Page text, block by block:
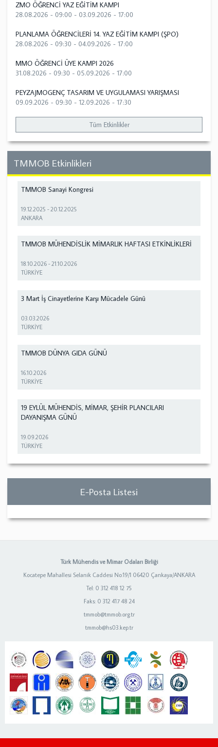
ZMO ÖĞRENCİ YAZ EĞİTİM KAMPI
28.08.2026 - 09:00 - 03.09.2026 - 17:00
PLANLAMA ÖĞRENCİLERİ 14. YAZ EĞİTİM KAMPI (ŞPO)
28.08.2026 - 09:30 - 04.09.2026 - 17:00
MMO ÖĞRENCİ ÜYE KAMPI 2026
31.08.2026 - 09:30 - 05.09.2026 - 17:00
PEYZAJMOGENÇ TASARIM VE UYGULAMASI YARIŞMASI
09.09.2026 - 09:30 - 12.09.2026 - 17:30
Tüm Etkinlikler
TMMOB Etkinlikleri
TMMOB Sanayi Kongresi
19.12.2025 -20.12.2025
ANKARA
TMMOB MÜHENDİSLİK MİMARLIK HAFTASI ETKİNLİKLERİ
18.10.2026 -21.10.2026
TÜRKİYE
3 Mart İş Cinayetlerine Karşı Mücadele Günü
03.03.2026
TÜRKİYE
TMMOB DÜNYA GIDA GÜNÜ
16.10.2026
TÜRKİYE
19 EYLÜL MÜHENDİS, MİMAR, ŞEHİR PLANCILARI
DAYANIŞMA GÜNÜ
19.09.2026
TÜRKİYE
E-Posta Listesi
Türk Mühendis ve Mimar Odaları Birliği
Kocatepe Mahallesi Selanik Caddesi No:19/1 06420 Çankaya/ANKARA
Tel: 0 312 418 12 75
Faks: 0 312 417 48 24
tmmob@tmmob.org.tr
tmmob@hs03.kep.tr